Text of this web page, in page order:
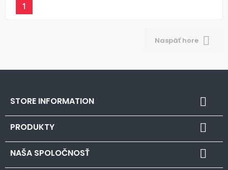
1
Naspäť hore 
STORE INFORMATION 
PRODUKTY 
NAŠA SPOLOČNOSŤ 